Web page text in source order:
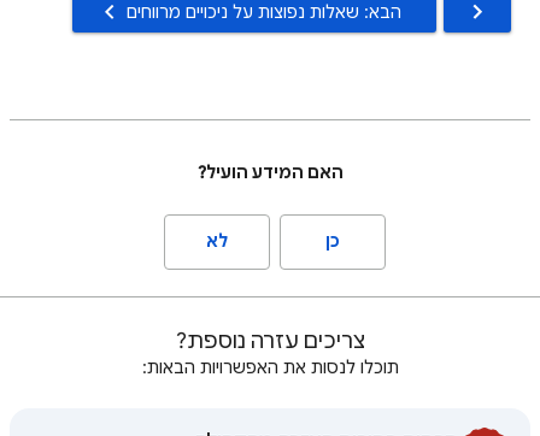
הבא: שאלות נפוצות על ניכויים מרווחים
האם המידע הועיל?
כן לא
צריכים עזרה נוספת?
תוכלו לנסות את האפשרויות הבאות: